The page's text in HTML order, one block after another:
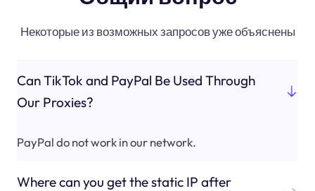
Некоторые из возможных запросов уже объяснены
Can TikTok and PayPal Be Used Through
Our Proxies?
PayPal do not work in our network.
Where can you get the static IP after